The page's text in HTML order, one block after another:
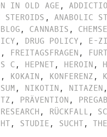
IN OLD AGE,
STEROIDS , ANABOLIC
BLOG, CANNABIS ,
, DRUG POLICY, E-
, FREITAGSFRAGEN,
C, HEPNET, HEROIN,
, KOKAIN, KONFERENZ,
, NIKOTIN, NITAZEN,
, PRÄVENTION,
RESEARCH, RÜCKFALL,
, STUDIE, SUCHT,